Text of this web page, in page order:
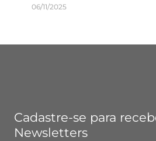
06/11/2025
Cadastre-se para
Newsletters